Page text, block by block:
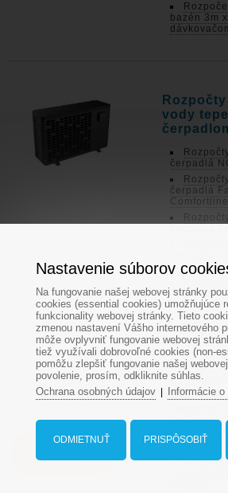
Compass
bazén 3m
vody
čerpadlá
čerpadlá
Inver-X
čerpadlá
Inverter
čerpadlá
Mr.Silence
čerpadlá
Mr.Silence
Mr.Silence
Nastavenie súborov
Na fungovanie našej webovej stránky
cookies (essential cookies) umožňujúce
funkcionality webovej stránky. Tieto
zmenou nastavení Vášho internetového
môže ovplyvniť fungovanie webovej
tiež využívali dobrovoľné cookies (non-
pomôžu zlepšiť fungovanie našej
povolenie, prosím, odkliknite súhlas.
Ochrana osobných údajov| Informácie
PRISPÔSOBIŤ
ODMIETNUŤ